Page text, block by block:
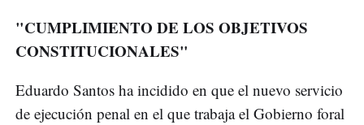
"CUMPLIMIENTO DE LOS OBJETIVOS
CONSTITUCIONALES"
Eduardo Santos ha incidido en que el nuevo servicio
de ejecución penal en el que trabaja el Gobierno foral